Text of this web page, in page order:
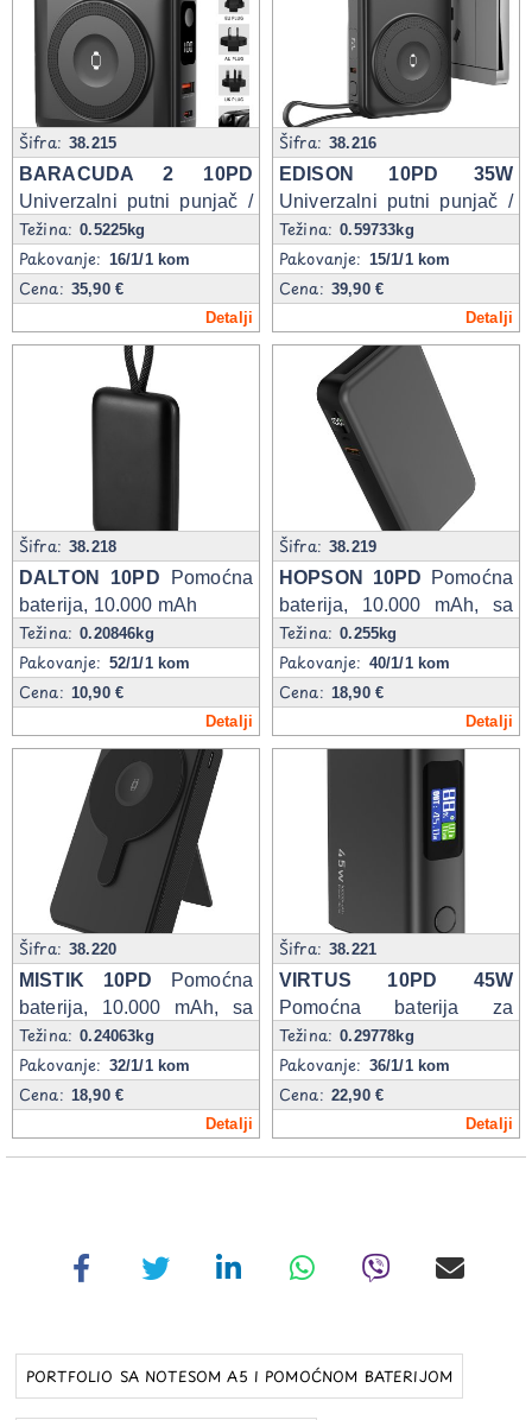
Šifra:38.215
BARACUDA 2 10PD
Univerzalni putni punjač /
pomoćna baterija, 10.000
mAh, PD 20W, sa
magnetom
Težina:0.5225kg
Pakovanje: 16/1/1 kom
Cena: 35,90 €
Detalji
Šifra:38.216
EDISON 10PD 35W
Univerzalni putni punjač /
pomoćna baterija, 10.000
mAh, 35W sa magnetom i
kablom na izvlačenje
Težina:0.59733kg
Pakovanje: 15/1/1 kom
Cena: 39,90 €
Detalji
Šifra:38.218
DALTON 10PD Pomoćna
baterija, 10.000 mAh
Težina:0.20846kg
Pakovanje: 52/1/1 kom
Cena: 10,90 €
Detalji
Šifra:38.219
HOPSON 10PD Pomoćna
baterija, 10.000 mAh, sa
kablom na izvlačenje
Težina:0.255kg
Pakovanje: 40/1/1 kom
Cena: 18,90 €
Detalji
Šifra:38.220
MISTIK 10PD Pomoćna
baterija, 10.000 mAh, sa
magnetom
Težina:0.24063kg
Pakovanje: 32/1/1 kom
Cena: 18,90 €
Detalji
Šifra:38.221
VIRTUS 10PD 45W
Pomoćna baterija za
laptop, 10.000 mAh, 45W
Težina:0.29778kg
Pakovanje: 36/1/1 kom
Cena: 22,90 €
Detalji
PORTFOLIO SA NOTESOM A5 I POMOĆNOM BATERIJOM